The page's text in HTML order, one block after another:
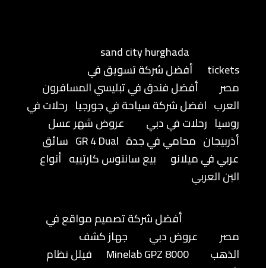
sand city hurghada
tickets
أفضل شركة تسويق في
مصر
أفضل فندق في تبليسي المسافرون
العرب افضل شركة سياحة في جورجيا رحلات في
روسيا رحلات في دبي
عروض شهر عسل
أذربيجان محامي في جدة GR 4 Dual سائق
عربي في ميلانو
بيع سانتوس كارتييه أنواع
البن العربي
أفضل شركة تصميم مواقع في
مصر
عروض دبي
جهاز كشف
الذهب
Minelab GPZ 8000
فيلل نظام